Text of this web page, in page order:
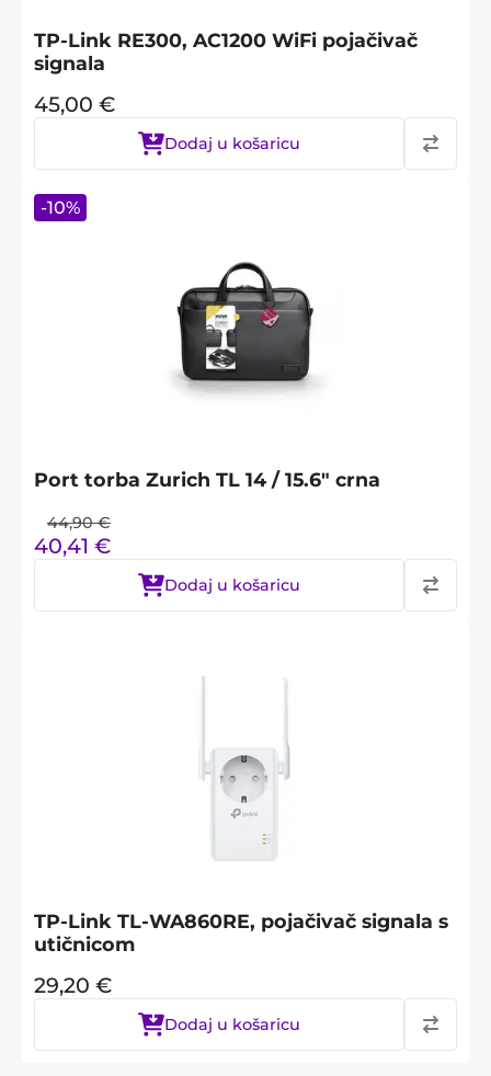
TP-Link RE300, AC1200 WiFi pojačivač
signala
45,00 €
Dodaj u košaricu
Port torba Zurich TL 14 / 15.6" crna
44,90 €
40,41 €
Dodaj u košaricu
-10%
TP-Link TL-WA860RE, pojačivač signala s
utičnicom
29,20 €
Dodaj u košaricu